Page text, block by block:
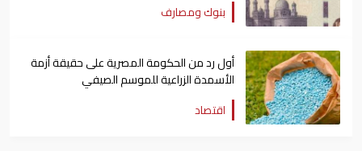
بنوك ومصارف
أول رد من الحكومة المصرية على حقيقة أزمة
الأسمدة الزراعية للموسم الصيفي
اقتصاد